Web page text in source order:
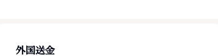
外国送金